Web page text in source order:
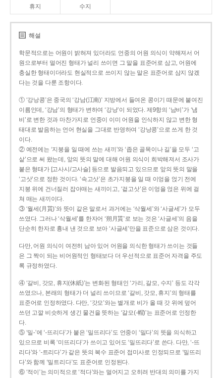
휴지 수지
해설
학문적으로는 어원이 밝혀져 있더라도 언중의 어원 의식이 약해져서 어
원으로부터 멀어진 형태가 널리 쓰이면 그 말을 표준어로 삼고, 어원에
충실한 형태이더라도 현실적으로 쓰이지 않는 말은 표준어로 삼지 않겠
다는 것을 다룬 조항이다.
① ‘강낭콩’은 중국의 ‘강남(江南)’ 지방에서 들여온 콩이기 때문에 붙여진
이름인데, ‘강남’의 형태가 변하여 ‘강낭’이 되었다. 제9항의 ‘남비’가 ‘냄
비’로 변한 것과 마찬가지로 언중이 이미 어원을 인식하지 않고 변한 형
태대로 발음하는 언어 현실을 그대로 반영하여 ‘강낭콩’으로 쓰게 한 것
이다.
② 예전에는 ‘지붕을 일 때에 쓰는 새끼’와 ‘좁은 골목이나 길’을 모두 ‘고
샅’으로 써 왔는데, 앞의 뜻의 말에 대해 어원 의식이 희박해져서 조사가
붙은 형태가 [고사시/고사슬] 등으로 발음되고 있으므로 앞의 뜻의 말을
‘고삿’으로 정한 것이다. ‘속고삿’은 초가지붕을 일 때 이엉을 얹기 전에
지붕 위에 건너질러 잡아매는 새끼이고, ‘겉고삿’은 이엉을 얹은 위에 걸
쳐 매는 새끼이다.
③ ‘월세(月貰)’와 뜻이 같은 말로서 과거에는 ‘삭월세’와 ‘사글세’가 모두
쓰였다. 그러나 ‘삭월세’를 한자어 ‘朔月貰’로 보는 것은 ‘사글세’의 음을
단순히 한자로 흉내 낸 것으로 보아 ‘사글세’만을 표준으로 삼은 것이다.
다만, 어원 의식이 여전히 남아 있어 어원을 의식한 형태가 쓰이는 것들
은 그 짝이 되는 비어원적인 형태보다 더 우선적으로 표준어 자격을 주도
록 규정하였다.
④ ‘갈비, 갓모, 휴지(休紙)’는 변화된 형태인 ‘가리, 갈모, 수지’ 등도 각각
쓰였으나, 본래의 형태가 더 널리 쓰이므로 ‘갈비, 갓모, 휴지’의 형태를
표준어로 인정하였다. 다만, ‘갓모’와는 별개로 비가 올 때 갓 위에 덮어
쓰던 고깔 비슷하게 생긴 물건을 뜻하는 ‘갈모(-帽)’는 표준어로 인정한
다.
⑤ ‘밀-’에 ‘-뜨리다’가 붙은 ‘밀뜨리다’도 언중이 ‘밀다’의 뜻을 의식하고
있으므로 비록 ‘미뜨리다’가 쓰이고 있어도 ‘밀뜨리다’로 쓴다. 다만, ‘-뜨
리다’와 ‘-트리다’가 같은 뜻의 복수 표준어 접미사로 인정되므로 ‘밀뜨리
다’와 함께 ‘밀트리다’도 표준어로 인정된다.
⑥ ‘적이’는 의미적으로 ‘적다’와는 멀어지고 오히려 반대의 의미를 가지